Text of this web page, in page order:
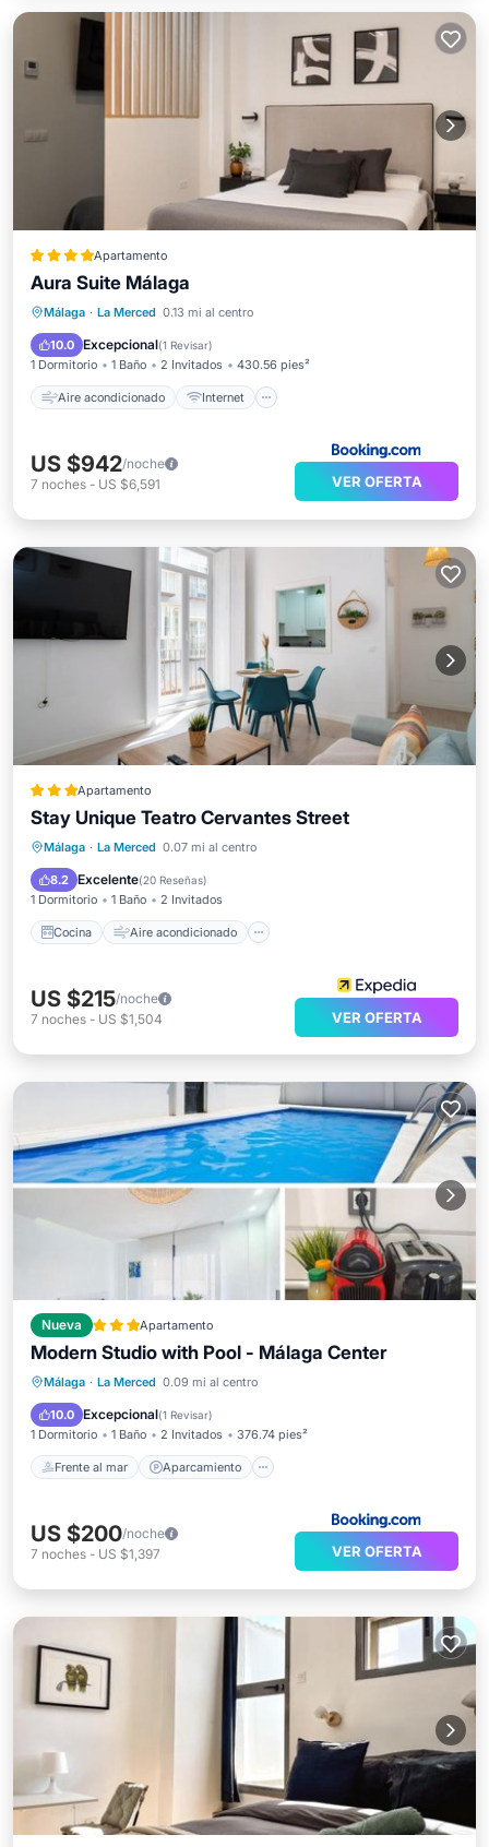
Apartamento
Aura Suite Málaga
Málaga · La Merced 0.13 mi al centro
10.0 Excepcional(1 Revisar)
1 Dormitorio 1 Baño 2 Invitados 430.56 pies²
Aire acondicionado Internet
Aire acondicionado
Apto para niños
US $942/noche
7 noches - US $6,591 VER OFERTA
Apartamento
Stay Unique Teatro Cervantes Street
Málaga · La Merced 0.07 mi al centro
8.2 Excelente(20 Reseñas)
1 Dormitorio 1 Baño 2 Invitados
Cocina Aire acondicionado
Cocina Aire acondicionado
Apto para niños
US $215/noche
7 noches - US $1,504 VER OFERTA
Nueva Apartamento
Modern Studio with Pool - Málaga Center
Málaga · La Merced 0.09 mi al centro
10.0 Excepcional(1 Revisar)
1 Dormitorio 1 Baño 2 Invitados 376.74 pies²
Frente al mar Aparcamiento
Frente al mar Aparcamiento
Vista al mar
US $200/noche
7 noches - US $1,397 VER OFERTA